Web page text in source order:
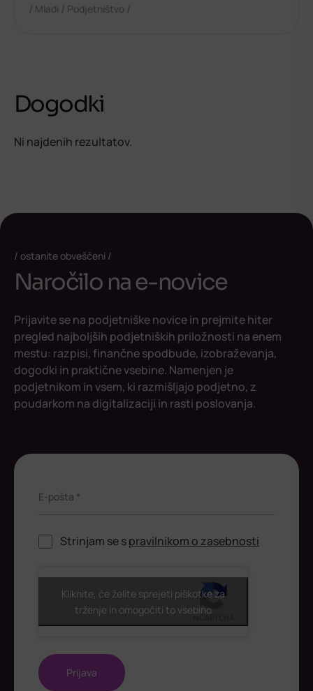
/ Mladi / Podjetništvo /
Dogodki
Ni najdenih rezultatov.
ostanite obveščeni
Naročilo na e-novice
Prijavite se na podjetniške novice in prejmite hiter
pregled najboljših podjetniških priložnosti na enem
mestu: razpisi, finančne spodbude, izobraževanja,
dogodki in praktične vsebine. Namenjen je
podjetnikom in vsem, ki razmišljajo podjetno, z
poudarkom na digitalizaciji in rasti poslovanja.
E-pošta *
Strinjam se spravilnikom o zasebnosti
ReCaptcha
Kliknite, če želite sprejeti piškotke za
trženje in omogočiti to vsebino